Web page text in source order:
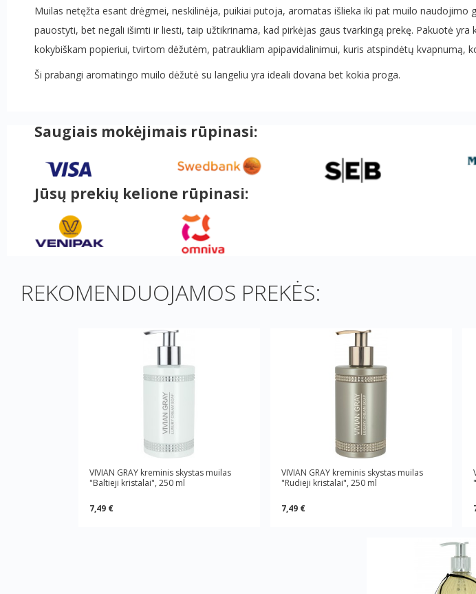
Muilas netęžta esant drėgmei, neskilinėja, puikiai putoja, aromatas išlieka iki pat muilo
pauostyti, bet negali išimti ir liesti, taip užtikrinama, kad pirkėjas gaus tvarkingą prekę. Pakuotė
kokybiškam popieriui, tvirtom dėžutėm, patraukliam apipavidalinimui, kuris atspindėtų kvapnumą,
Ši prabangi aromatingo muilo dėžutė su langeliu yra ideali dovana bet kokia proga.
Saugiais mokėjimais rūpinasi:
Jūsų prekių kelione rūpinasi:
REKOMENDUOJAMOS PREKĖS:
VIVIAN GRAY kreminis skystas muilas
"Baltieji kristalai", 250 ml
7,49 €
VIVIAN GRAY kreminis skystas muilas
"Rudieji kristalai", 250 ml
7,49 €